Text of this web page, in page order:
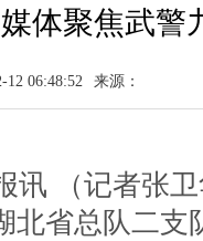
体聚焦武警
12 06:48:52 来源：
（记者张
北省总队二